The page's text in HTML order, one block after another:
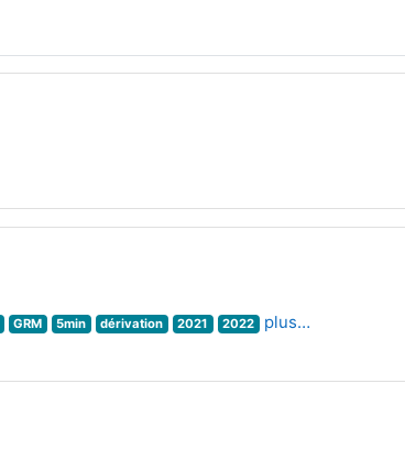
GRM 5min dérivation 2021 2022
plus…